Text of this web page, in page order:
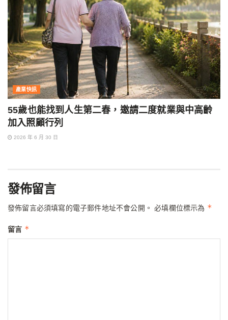
產業快訊
55歲也能找到人生第二春，邀請二度就業與中高齡
加入照顧行列
2026 年 6 月 30 日
發佈留言
發佈留言必須填寫的電子郵件地址不會公開。 必填欄位標示為 *
留言 *